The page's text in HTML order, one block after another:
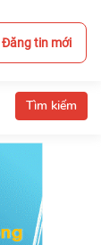
Đăng tin mới